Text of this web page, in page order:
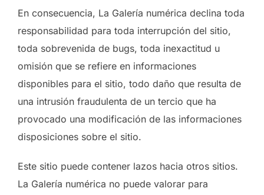
En consecuencia, La Galería numérica declina toda
responsabilidad para toda interrupción del sitio,
toda sobrevenida de bugs, toda inexactitud u
omisión que se refiere en informaciones
disponibles para el sitio, todo daño que resulta de
una intrusión fraudulenta de un tercio que ha
provocado una modificación de las informaciones
disposiciones sobre el sitio.
Este sitio puede contener lazos hacia otros sitios.
La Galería numérica no puede valorar para